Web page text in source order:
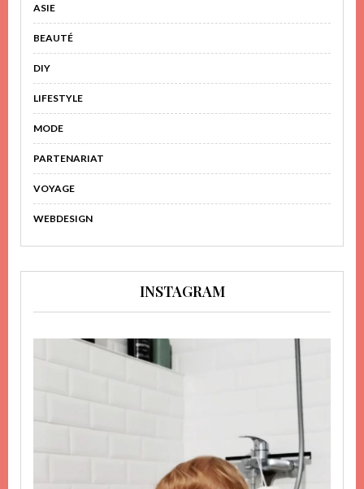
ASIE
BEAUTÉ
DIY
LIFESTYLE
MODE
PARTENARIAT
VOYAGE
WEBDESIGN
INSTAGRAM